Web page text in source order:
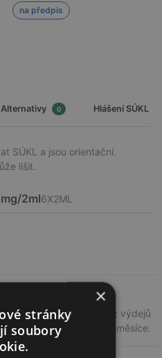
na předpis
Alternativy 0 Hlášení SÚKL
SÚKL a jsou orientační.
lišit.
2ml6X2ML
Průměrná cena z výdejů
předchozího měsíce.
×
stránky
soubory